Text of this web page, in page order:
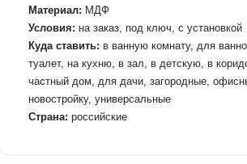
Материал: МДФ
Условия: на заказ, под ключ, с установкой
Куда ставить: в ванную комнату, для
туалет, на кухню, в зал, в детскую, в
частный дом, для дачи, загородные,
новостройку, универсальные
Страна: российские